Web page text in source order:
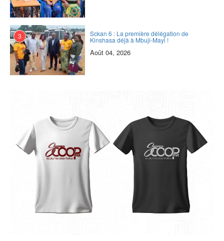
3 Sckan 6 : ‎La première délégation de
Kinshasa déjà à Mbuji-Mayi !
Août 04, 2026